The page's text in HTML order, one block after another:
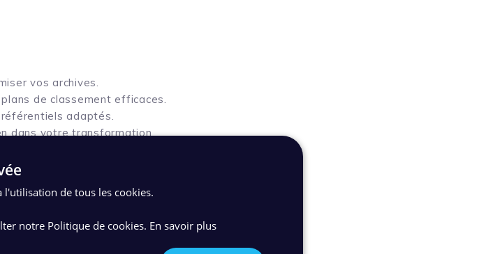
vos archives.
de classement efficaces.
adaptés.
dans votre transformation
les expertises de notre équipe Conseil et
l'utilisation de tous les cookies.
notre Politique de cookies. En savoir plus